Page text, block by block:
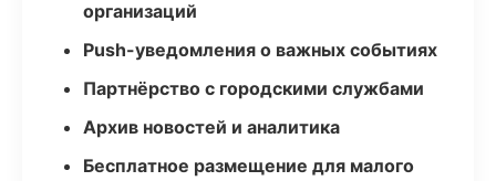
организаций
Push-уведомления о важных событиях
Партнёрство с городскими службами
Архив новостей и аналитика
Бесплатное размещение для малого